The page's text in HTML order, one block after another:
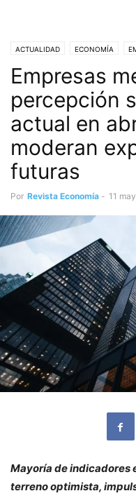
ACTUALIDAD ECONOMÍA
Empresas
percepción
actual en
moderan
futuras
Por Revista Economía - 11
Mayoría de indicadores
terreno optimista,